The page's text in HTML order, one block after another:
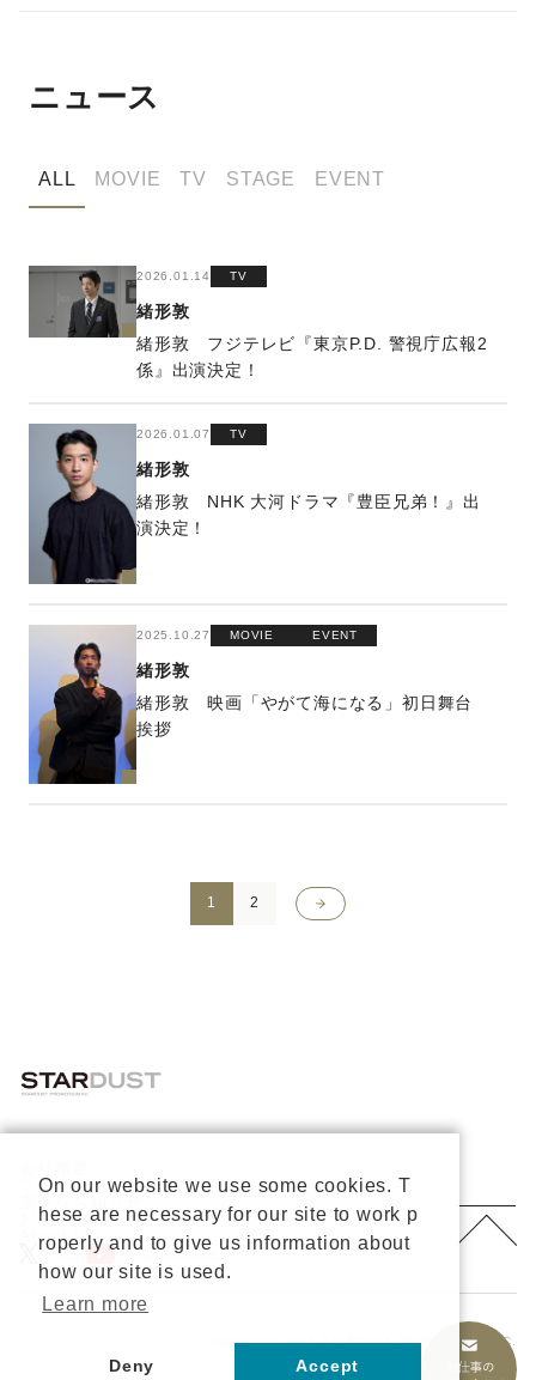
ニュース
ALL MOVIE TV STAGE EVENT
2026.01.14 TV
緒形敦
緒形敦 フジテレビ『東京P.D. 警視庁広報2
係』出演決定！
2026.01.07 TV
緒形敦
緒形敦 NHK 大河ドラマ『豊臣兄弟！』出
演決定！
2025.10.27 MOVIE EVENT
緒形敦
緒形敦 映画「やがて海になる」初日舞台
挨拶
1 2 >
プライバシーポリシー
お問い合わせ
About Us
公式X
公式Youtube
Copyright © 2026 STARDUST PROMOTION, INC.
All rights reserved.
On our website we use some cookies. T
hese are necessary for our site to work p
roperly and to give us information about
how our site is used.
Learn more
Deny Accept